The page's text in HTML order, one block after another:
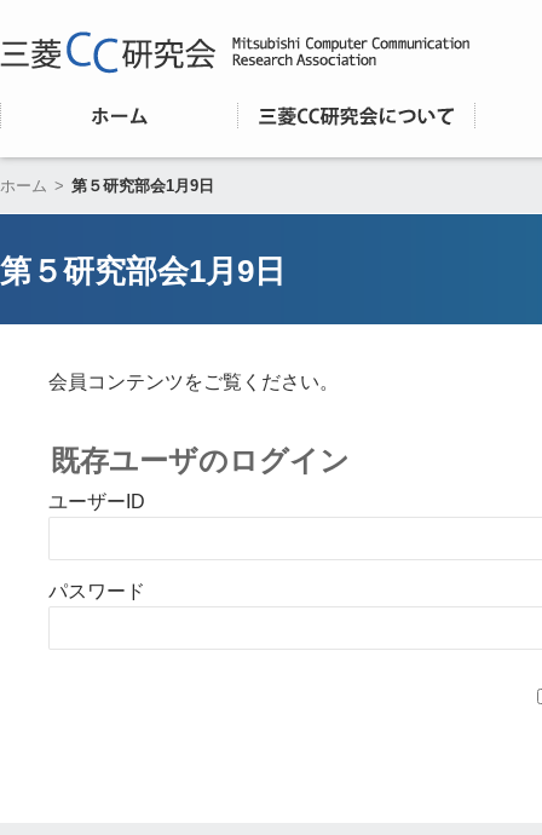
ホーム > 第５研究部会1月9日
第５研究部会1月9日
会員コンテンツをご覧ください。
既存ユーザのログイン
ユーザーID
パスワード